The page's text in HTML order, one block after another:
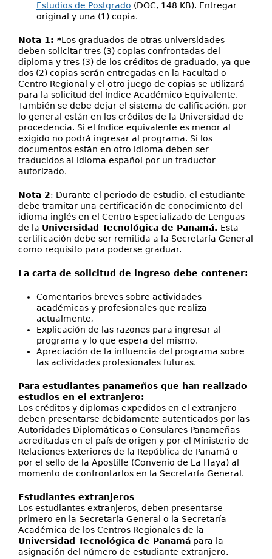
Estudios de Postgrado (DOC, 148 KB). Entregar
original y una (1) copia.
Nota 1: *Los graduados de otras universidades
deben solicitar tres (3) copias confrontadas del
diploma y tres (3) de los créditos de graduado, ya que
dos (2) copias serán entregadas en la Facultad o
Centro Regional y el otro juego de copias se utilizará
para la solicitud del Índice Académico Equivalente.
También se debe dejar el sistema de calificación, por
lo general están en los créditos de la Universidad de
procedencia. Si el índice equivalente es menor al
exigido no podrá ingresar al programa. Si los
documentos están en otro idioma deben ser
traducidos al idioma español por un traductor
autorizado.
Nota 2: Durante el periodo de estudio, el estudiante
debe tramitar una certificación de conocimiento del
idioma inglés en el Centro Especializado de Lenguas
de la Universidad Tecnológica de Panamá. Esta
certificación debe ser remitida a la Secretaría General
como requisito para poderse graduar.
La carta de solicitud de ingreso debe contener:
Comentarios breves sobre actividades
académicas y profesionales que realiza
actualmente.
Explicación de las razones para ingresar al
programa y lo que espera del mismo.
Apreciación de la influencia del programa sobre
las actividades profesionales futuras.
Para estudiantes panameños que han realizado
estudios en el extranjero:
Los créditos y diplomas expedidos en el extranjero
deben presentarse debidamente autenticados por las
Autoridades Diplomáticas o Consulares Panameñas
acreditadas en el país de origen y por el Ministerio de
Relaciones Exteriores de la República de Panamá o
por el sello de la Apostille (Convenio de La Haya) al
momento de confrontarlos en la Secretaría General.
Estudiantes extranjeros
Los estudiantes extranjeros, deben presentarse
primero en la Secretaría General o la Secretaría
Académica de los Centros Regionales de la
Universidad Tecnológica de Panamá para la
asignación del número de estudiante extranjero.